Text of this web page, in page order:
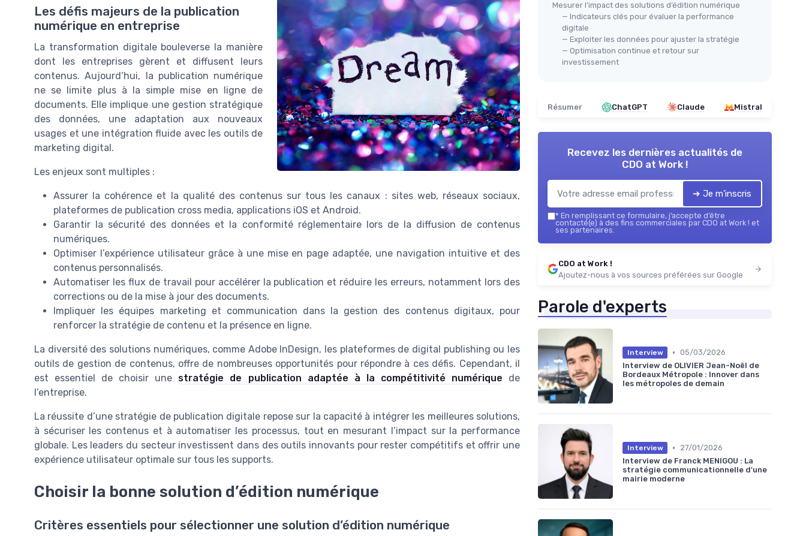
Les défis majeurs de la publication
numérique en entreprise
La transformation digitale bouleverse la manière
dont les entreprises gèrent et diffusent leurs
contenus. Aujourd’hui, la publication numérique
ne se limite plus à la simple mise en ligne de
documents. Elle implique une gestion stratégique
des données, une adaptation aux nouveaux
usages et une intégration fluide avec les outils de
marketing digital.
Les enjeux sont multiples :
Assurer la cohérence et la qualité des contenus sur tous les canaux : sites web, réseaux sociaux,
plateformes de publication cross media, applications iOS et Android.
Garantir la sécurité des données et la conformité réglementaire lors de la diffusion de contenus
numériques.
Optimiser l’expérience utilisateur grâce à une mise en page adaptée, une navigation intuitive et des
contenus personnalisés.
Automatiser les flux de travail pour accélérer la publication et réduire les erreurs, notamment lors des
corrections ou de la mise à jour des documents.
Impliquer les équipes marketing et communication dans la gestion des contenus digitaux, pour
renforcer la stratégie de contenu et la présence en ligne.
La diversité des solutions numériques, comme Adobe InDesign, les plateformes de digital publishing ou les
outils de gestion de contenus, offre de nombreuses opportunités pour répondre à ces défis. Cependant, il
est essentiel de choisir une stratégie de publication adaptée à la compétitivité numérique de
l’entreprise.
La réussite d’une stratégie de publication digitale repose sur la capacité à intégrer les meilleures solutions,
à sécuriser les contenus et à automatiser les processus, tout en mesurant l’impact sur la performance
globale. Les leaders du secteur investissent dans des outils innovants pour rester compétitifs et offrir une
expérience utilisateur optimale sur tous les supports.
Choisir la bonne solution d’édition numérique
Critères essentiels pour sélectionner une solution d’édition numérique
Mesurer l’impact des solutions d’édition numérique
— Indicateurs clés pour évaluer la performance
digitale
— Exploiter les données pour ajuster la stratégie
— Optimisation continue et retour sur
investissement
Résumer ChatGPT Claude Mistral
Recevez les dernières actualités de
CDO at Work !
➔ Je m'inscris
* En remplissant ce formulaire, j’accepte d’être
contacté(e) à des fins commerciales par CDO at Work ! et
ses partenaires.
CDO at Work !
Ajoutez-nous à vos sources préférées sur Google
Parole d'experts
Interview • 05/03/2026
Interview de OLIVIER Jean-Noël de
Bordeaux Métropole : Innover dans
les métropoles de demain
Interview •
27/01/2026
Interview de Franck MENIGOU : La
stratégie communicationnelle d'une
mairie moderne